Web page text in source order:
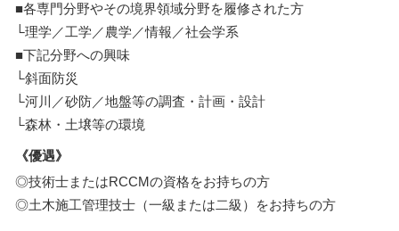
■各専門分野やその境界領域分野を履修された方
└理学／工学／農学／情報／社会学系
■下記分野への興味
└斜面防災
└河川／砂防／地盤等の調査・計画・設計
└森林・土壌等の環境
《優遇》
◎技術士またはRCCMの資格をお持ちの方
◎土木施工管理技士（一級または二級）をお持ちの方